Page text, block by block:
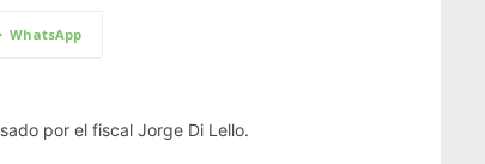
WhatsApp
por el fiscal Jorge Di Lello.